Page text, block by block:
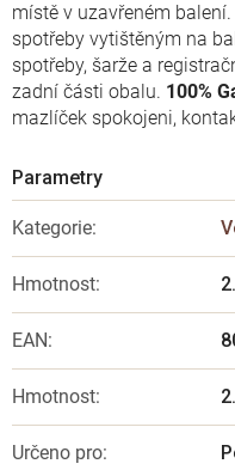
místě v uzavřeném
spotřeby vytištěným na
spotřeby, šarže a
zadní části obalu. 100%
mazlíček spokojeni,
Kategorie:
Hmotnost:
EAN:
Hmotnost:
Určeno pro: